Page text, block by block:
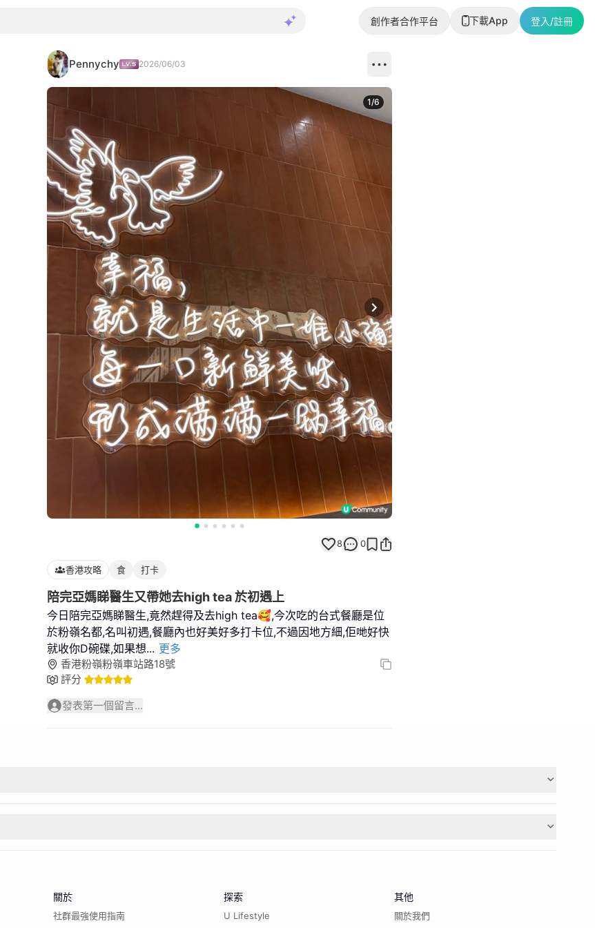
創作者合作平台 下載App 登入/註冊
Pennychy 2026/06/03
Next slide
1/6
8 0
香港攻略 食 打卡
陪完亞媽睇醫生又帶她去high tea 於初遇上
今日陪完亞媽睇醫生,竟然趕得及去high tea🥰,今次吃的台式餐廳是位
於粉嶺名都,名叫初遇,餐廳內也好美好多打卡位,不過因地方細,佢哋好快
就收你D碗碟,如果想... 更多
香港粉嶺粉嶺車站路18號
評分
發表第一個留言...
關於
社群最強使用指南
探索
U Lifestyle
其他
關於我們